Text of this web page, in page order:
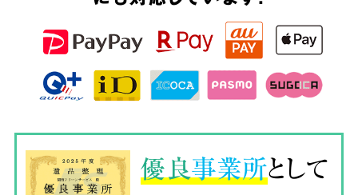
優良事業所として